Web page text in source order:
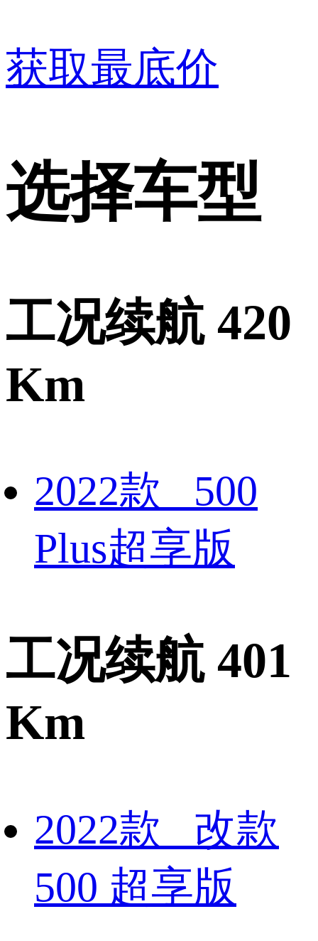
获取最底价
选择车型
工况续航 420
Km
2022款 500
Plus超享版
工况续航 401
Km
2022款 改款
500 超享版